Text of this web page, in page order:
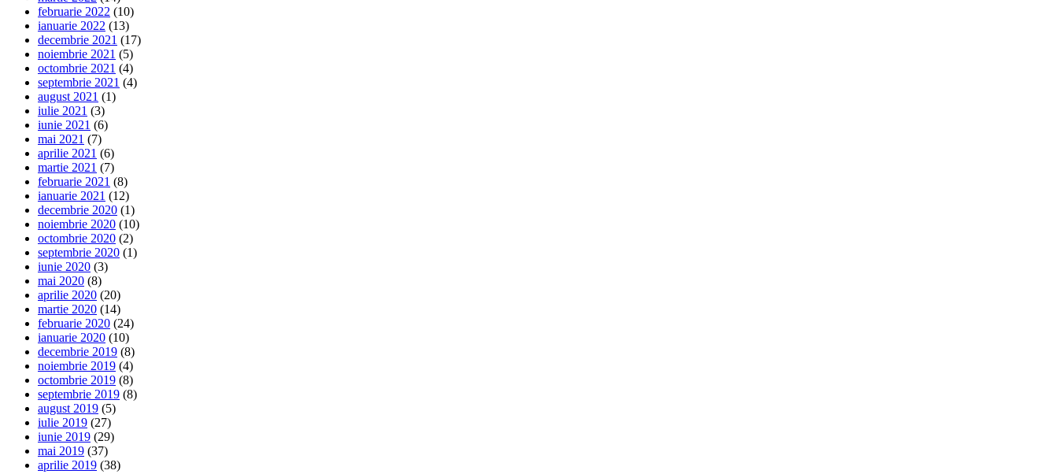
februarie 2022 (10)
ianuarie 2022 (13)
decembrie 2021 (17)
noiembrie 2021 (5)
octombrie 2021 (4)
septembrie 2021 (4)
august 2021 (1)
iulie 2021 (3)
iunie 2021 (6)
mai 2021 (7)
aprilie 2021 (6)
martie 2021 (7)
februarie 2021 (8)
ianuarie 2021 (12)
decembrie 2020 (1)
noiembrie 2020 (10)
octombrie 2020 (2)
septembrie 2020 (1)
iunie 2020 (3)
mai 2020 (8)
aprilie 2020 (20)
martie 2020 (14)
februarie 2020 (24)
ianuarie 2020 (10)
decembrie 2019 (8)
noiembrie 2019 (4)
octombrie 2019 (8)
septembrie 2019 (8)
august 2019 (5)
iulie 2019 (27)
iunie 2019 (29)
mai 2019 (37)
aprilie 2019 (38)